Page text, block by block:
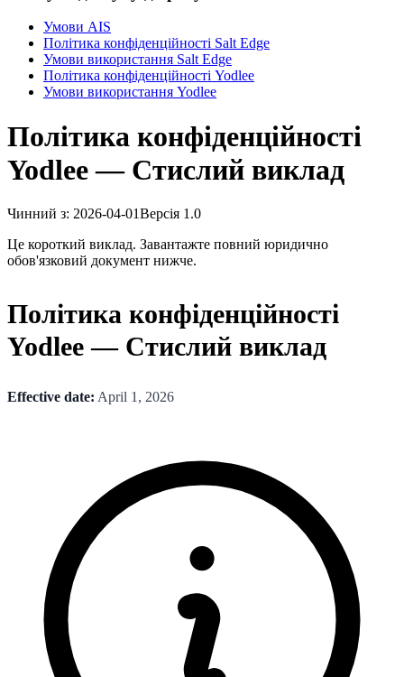
Умови AIS
Політика конфіденційності Salt Edge
Умови використання Salt Edge
Політика конфіденційності Yodlee
Умови використання Yodlee
Політика конфіденційності
Yodlee — Стислий виклад
Чинний з: 2026-04-01Версія 1.0
Це короткий виклад. Завантажте повний юридично
обов'язковий документ нижче.
Політика конфіденційності
Yodlee — Стислий виклад
Effective date: April 1, 2026